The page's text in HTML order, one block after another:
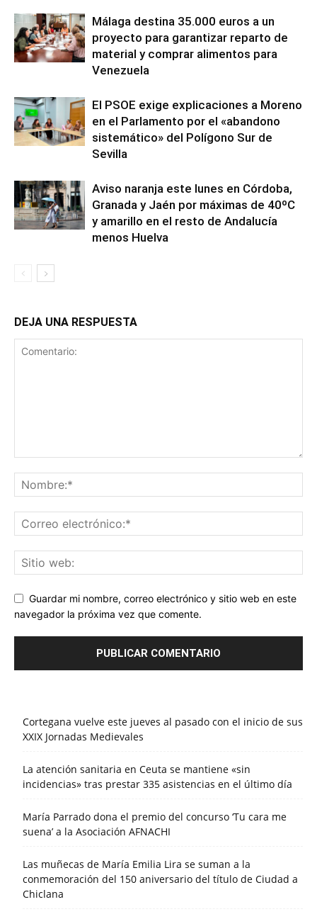
Málaga destina 35.000 euros a un
proyecto para garantizar reparto de
material y comprar alimentos para
Venezuela
El PSOE exige explicaciones a Moreno
en el Parlamento por el «abandono
sistemático» del Polígono Sur de
Sevilla
Aviso naranja este lunes en Córdoba,
Granada y Jaén por máximas de 40ºC
y amarillo en el resto de Andalucía
menos Huelva
DEJA UNA RESPUESTA
Guardar mi nombre, correo electrónico y sitio web en este
navegador la próxima vez que comente.
Cortegana vuelve este jueves al pasado con el inicio de sus
XXIX Jornadas Medievales
La atención sanitaria en Ceuta se mantiene «sin
incidencias» tras prestar 335 asistencias en el último día
María Parrado dona el premio del concurso ‘Tu cara me
suena’ a la Asociación AFNACHI
Las muñecas de María Emilia Lira se suman a la
conmemoración del 150 aniversario del título de Ciudad a
Chiclana